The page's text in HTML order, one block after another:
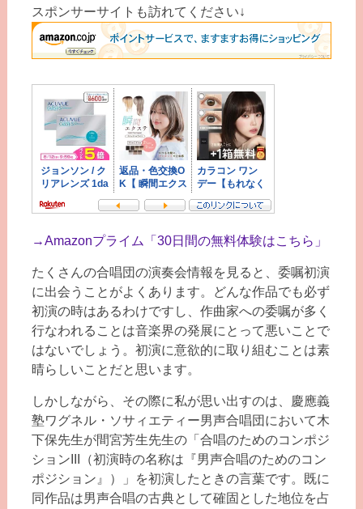
スポンサーサイトも訪れてください↓
→Amazonプライム「30日間の無料体験はこちら」
たくさんの合唱団の演奏会情報を見ると、委嘱初演
に出会うことがよくあります。どんな作品でも必ず
初演の時はあるわけですし、作曲家への委嘱が多く
行なわれることは音楽界の発展にとって悪いことで
はないでしょう。初演に意欲的に取り組むことは素
晴らしいことだと思います。
しかしながら、その際に私が思い出すのは、慶應義
塾ワグネル・ソサィエティー男声合唱団において木
下保先生が間宮芳生先生の「合唱のためのコンポジ
ションIII（初演時の名称は『男声合唱のためのコン
ポジション』）」を初演したときの言葉です。既に
同作品は男声合唱の古典として確固とした地位を占